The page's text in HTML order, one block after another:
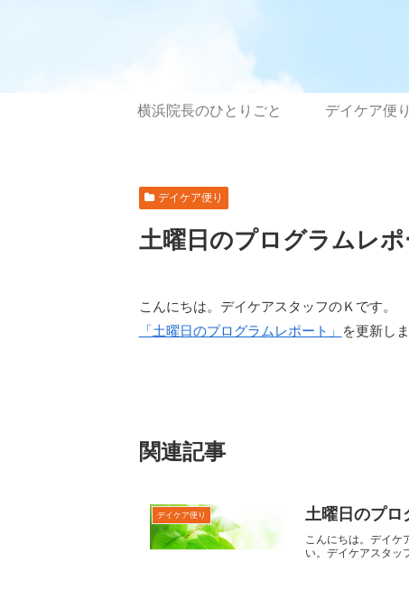
横浜院長のひとりごと デイケア便り
デイケア便り
土曜日のプログラムレポ
こんにちは。デイケアスタッフのＫです。
「土曜日のプログラムレポート」
を更新し
関連記事
デイケア便り 土曜日のプロ
こんにちは。デイケ
い。デイケアスタッ